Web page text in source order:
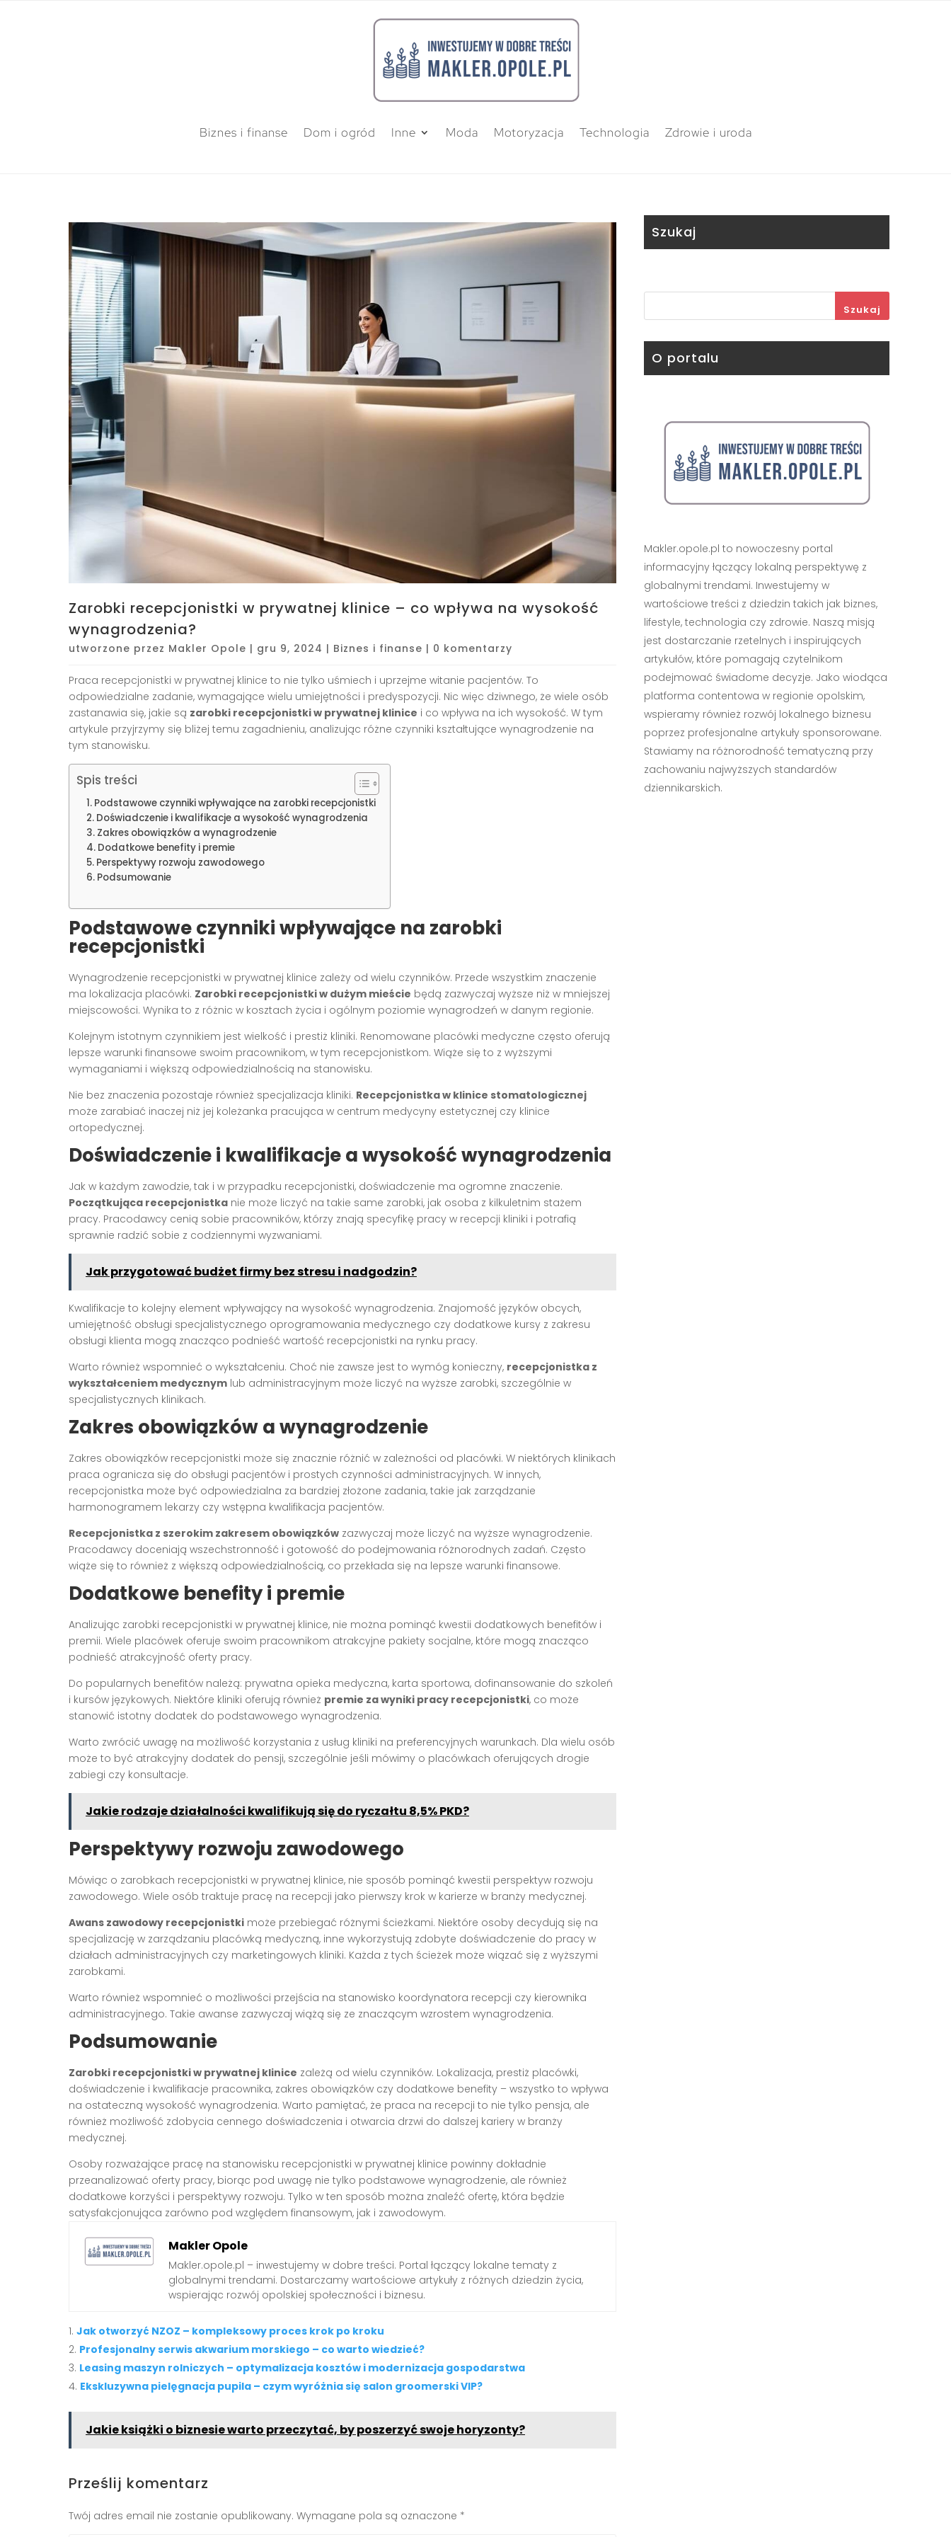
Biznes i finanse Dom i ogród Inne Moda Motoryzacja Technologia Zdrowie i uroda
Zarobki recepcjonistki w prywatnej klinice – co wpływa na wysokość
wynagrodzenia?
utworzone przez Makler Opole | gru 9, 2024 | Biznes i finanse | 0 komentarzy
Praca recepcjonistki w prywatnej klinice to nie tylko uśmiech i uprzejme witanie pacjentów. To
odpowiedzialne zadanie, wymagające wielu umiejętności i predyspozycji. Nic więc dziwnego, że wiele osób
zastanawia się, jakie są zarobki recepcjonistki w prywatnej klinice i co wpływa na ich wysokość. W tym
artykule przyjrzymy się bliżej temu zagadnieniu, analizując różne czynniki kształtujące wynagrodzenie na
tym stanowisku.
Spis treści
Podstawowe czynniki wpływające na zarobki recepcjonistki
Doświadczenie i kwalifikacje a wysokość wynagrodzenia
Zakres obowiązków a wynagrodzenie
Dodatkowe benefity i premie
Perspektywy rozwoju zawodowego
Podsumowanie
Podstawowe czynniki wpływające na zarobki
recepcjonistki
Wynagrodzenie recepcjonistki w prywatnej klinice zależy od wielu czynników. Przede wszystkim znaczenie
ma lokalizacja placówki. Zarobki recepcjonistki w dużym mieście będą zazwyczaj wyższe niż w mniejszej
miejscowości. Wynika to z różnic w kosztach życia i ogólnym poziomie wynagrodzeń w danym regionie.
Kolejnym istotnym czynnikiem jest wielkość i prestiż kliniki. Renomowane placówki medyczne często oferują
lepsze warunki finansowe swoim pracownikom, w tym recepcjonistkom. Wiąże się to z wyższymi
wymaganiami i większą odpowiedzialnością na stanowisku.
Nie bez znaczenia pozostaje również specjalizacja kliniki. Recepcjonistka w klinice stomatologicznej
może zarabiać inaczej niż jej koleżanka pracująca w centrum medycyny estetycznej czy klinice
ortopedycznej.
Doświadczenie i kwalifikacje a wysokość wynagrodzenia
Jak w każdym zawodzie, tak i w przypadku recepcjonistki, doświadczenie ma ogromne znaczenie.
Początkująca recepcjonistka nie może liczyć na takie same zarobki, jak osoba z kilkuletnim stażem
pracy. Pracodawcy cenią sobie pracowników, którzy znają specyfikę pracy w recepcji kliniki i potrafią
sprawnie radzić sobie z codziennymi wyzwaniami.
Jak przygotować budżet firmy bez stresu i nadgodzin?
Kwalifikacje to kolejny element wpływający na wysokość wynagrodzenia. Znajomość języków obcych,
umiejętność obsługi specjalistycznego oprogramowania medycznego czy dodatkowe kursy z zakresu
obsługi klienta mogą znacząco podnieść wartość recepcjonistki na rynku pracy.
Warto również wspomnieć o wykształceniu. Choć nie zawsze jest to wymóg konieczny, recepcjonistka z
wykształceniem medycznym lub administracyjnym może liczyć na wyższe zarobki, szczególnie w
specjalistycznych klinikach.
Zakres obowiązków a wynagrodzenie
Zakres obowiązków recepcjonistki może się znacznie różnić w zależności od placówki. W niektórych klinikach
praca ogranicza się do obsługi pacjentów i prostych czynności administracyjnych. W innych,
recepcjonistka może być odpowiedzialna za bardziej złożone zadania, takie jak zarządzanie
harmonogramem lekarzy czy wstępna kwalifikacja pacjentów.
Recepcjonistka z szerokim zakresem obowiązków zazwyczaj może liczyć na wyższe wynagrodzenie.
Pracodawcy doceniają wszechstronność i gotowość do podejmowania różnorodnych zadań. Często
wiąże się to również z większą odpowiedzialnością, co przekłada się na lepsze warunki finansowe.
Dodatkowe benefity i premie
Analizując zarobki recepcjonistki w prywatnej klinice, nie można pominąć kwestii dodatkowych benefitów i
premii. Wiele placówek oferuje swoim pracownikom atrakcyjne pakiety socjalne, które mogą znacząco
podnieść atrakcyjność oferty pracy.
Do popularnych benefitów należą: prywatna opieka medyczna, karta sportowa, dofinansowanie do szkoleń
i kursów językowych. Niektóre kliniki oferują również premie za wyniki pracy recepcjonistki, co może
stanowić istotny dodatek do podstawowego wynagrodzenia.
Warto zwrócić uwagę na możliwość korzystania z usług kliniki na preferencyjnych warunkach. Dla wielu osób
może to być atrakcyjny dodatek do pensji, szczególnie jeśli mówimy o placówkach oferujących drogie
zabiegi czy konsultacje.
Jakie rodzaje działalności kwalifikują się do ryczałtu 8,5% PKD?
Perspektywy rozwoju zawodowego
Mówiąc o zarobkach recepcjonistki w prywatnej klinice, nie sposób pominąć kwestii perspektyw rozwoju
zawodowego. Wiele osób traktuje pracę na recepcji jako pierwszy krok w karierze w branży medycznej.
Awans zawodowy recepcjonistki może przebiegać różnymi ścieżkami. Niektóre osoby decydują się na
specjalizację w zarządzaniu placówką medyczną, inne wykorzystują zdobyte doświadczenie do pracy w
działach administracyjnych czy marketingowych kliniki. Każda z tych ścieżek może wiązać się z wyższymi
zarobkami.
Warto również wspomnieć o możliwości przejścia na stanowisko koordynatora recepcji czy kierownika
administracyjnego. Takie awanse zazwyczaj wiążą się ze znaczącym wzrostem wynagrodzenia.
Podsumowanie
Zarobki recepcjonistki w prywatnej klinice zależą od wielu czynników. Lokalizacja, prestiż placówki,
doświadczenie i kwalifikacje pracownika, zakres obowiązków czy dodatkowe benefity – wszystko to wpływa
na ostateczną wysokość wynagrodzenia. Warto pamiętać, że praca na recepcji to nie tylko pensja, ale
również możliwość zdobycia cennego doświadczenia i otwarcia drzwi do dalszej kariery w branży
medycznej.
Osoby rozważające pracę na stanowisku recepcjonistki w prywatnej klinice powinny dokładnie
przeanalizować oferty pracy, biorąc pod uwagę nie tylko podstawowe wynagrodzenie, ale również
dodatkowe korzyści i perspektywy rozwoju. Tylko w ten sposób można znaleźć ofertę, która będzie
satysfakcjonująca zarówno pod względem finansowym, jak i zawodowym.
Makler Opole
Makler.opole.pl – inwestujemy w dobre treści. Portal łączący lokalne tematy z
globalnymi trendami. Dostarczamy wartościowe artykuły z różnych dziedzin życia,
wspierając rozwój opolskiej społeczności i biznesu.
Jak otworzyć NZOZ – kompleksowy proces krok po kroku
Profesjonalny serwis akwarium morskiego – co warto wiedzieć?
Leasing maszyn rolniczych – optymalizacja kosztów i modernizacja gospodarstwa
Ekskluzywna pielęgnacja pupila – czym wyróżnia się salon groomerski VIP?
Jakie książki o biznesie warto przeczytać, by poszerzyć swoje horyzonty?
Prześlij komentarz
Twój adres email nie zostanie opublikowany. Wymagane pola są oznaczone *
Szukaj
Szukaj
O portalu
Makler.opole.pl to nowoczesny portal
informacyjny łączący lokalną perspektywę z
globalnymi trendami. Inwestujemy w
wartościowe treści z dziedzin takich jak biznes,
lifestyle, technologia czy zdrowie. Naszą misją
jest dostarczanie rzetelnych i inspirujących
artykułów, które pomagają czytelnikom
podejmować świadome decyzje. Jako wiodąca
platforma contentowa w regionie opolskim,
wspieramy również rozwój lokalnego biznesu
poprzez profesjonalne artykuły sponsorowane.
Stawiamy na różnorodność tematyczną przy
zachowaniu najwyższych standardów
dziennikarskich.